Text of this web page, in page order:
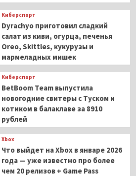
Киберспорт
Dyrachyo приготовил сладкий
салат из киви, огурца, печенья
Oreo, Skittles, кукурузы и
мармеладных мишек
Киберспорт
BetBoom Team выпустила
новогодние свитеры с Туском и
котиком в балаклаве за 8910
рублей
Xbox
Что выйдет на Xbox в январе 2026
года — уже известно про более
чем 20 релизов + Game Pass